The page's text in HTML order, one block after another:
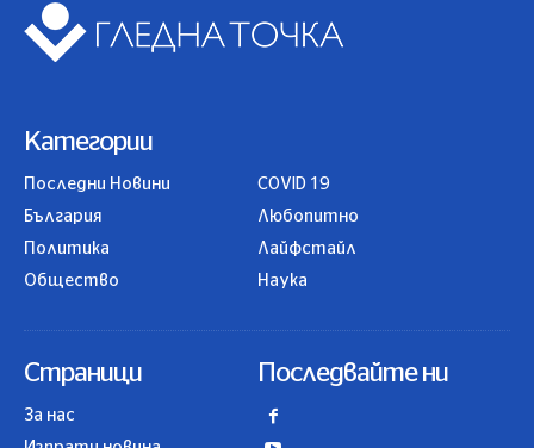
Категории
Последни Новини
България
Политика
Общество
COVID 19
Любопитно
Лайфстайл
Наука
Страници
За нас
Последвайте ни